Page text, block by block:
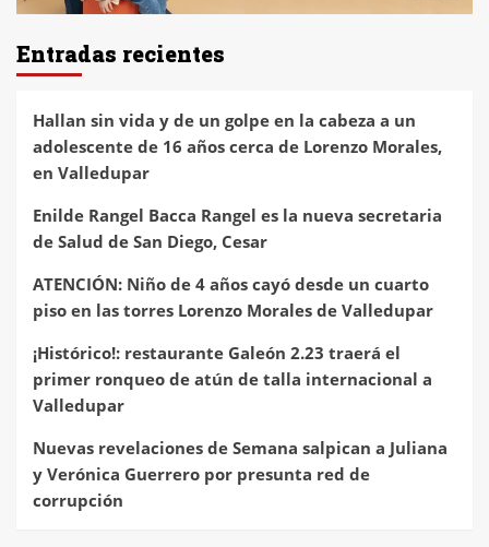
Entradas recientes
Hallan sin vida y de un golpe en la cabeza a un
adolescente de 16 años cerca de Lorenzo Morales,
en Valledupar
Enilde Rangel Bacca Rangel es la nueva secretaria
de Salud de San Diego, Cesar
ATENCIÓN: Niño de 4 años cayó desde un cuarto
piso en las torres Lorenzo Morales de Valledupar
¡Histórico!: restaurante Galeón 2.23 traerá el
primer ronqueo de atún de talla internacional a
Valledupar
Nuevas revelaciones de Semana salpican a Juliana
y Verónica Guerrero por presunta red de
corrupción